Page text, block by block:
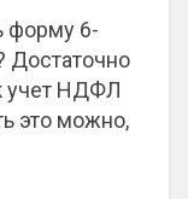
форму 6-
Достаточно
учет НДФЛ
это можно,